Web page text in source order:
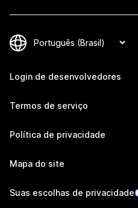
Login de desenvolvedores
Termos de serviço
Política de privacidade
Mapa do site
Suas escolhas de privacidade